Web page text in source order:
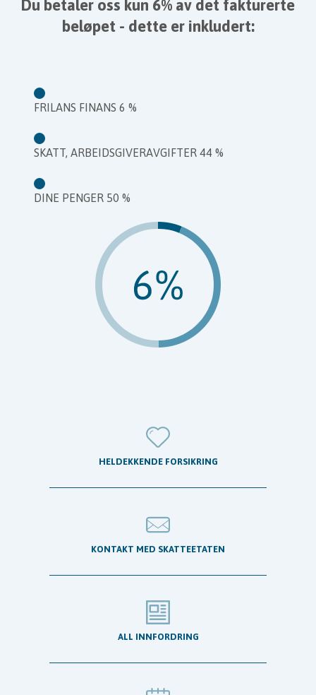
Du betaler oss kun 6% av det fakturerte
beløpet - dette er inkludert:
FRILANS FINANS 6 %
SKATT, ARBEIDSGIVERAVGIFTER 44 %
DINE PENGER 50 %
HELDEKKENDE FORSIKRING
KONTAKT MED SKATTEETATEN
ALL INNFORDRING